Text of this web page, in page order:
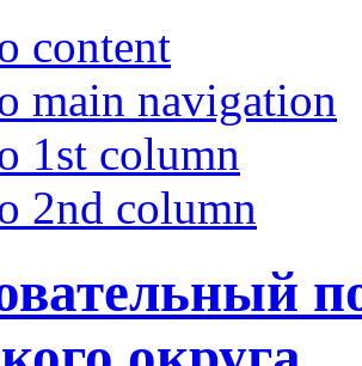
content
main navigation
1st column
2nd column